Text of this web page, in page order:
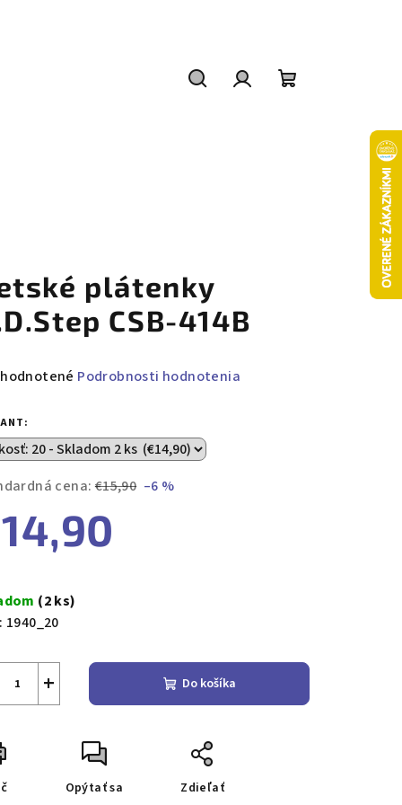
plátenky
CSB-414B
Podrobnosti hodnotenia
cena: €15,90 –6 %
(2 ks)
1940_20
+ Do košíka
Opýtať sa Zdieľať